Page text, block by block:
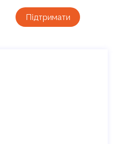
Підтримати